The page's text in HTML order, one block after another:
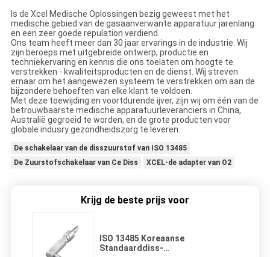
Is de Xcel Medische Oplossingen bezig geweest met het
medische gebied van de gasaanverwante apparatuur jarenlang
en een zeer goede repulation verdiend.
Ons team heeft meer dan 30 jaar ervarings in de industrie. Wij
zijn beroeps met uitgebreide ontwerp, productie en
techniekervaring en kennis die ons toelaten om hoogte te
verstrekken - kwaliteitsproducten en de dienst. Wij streven
ernaar om het aangewezen systeem te verstrekken om aan de
bijzondere behoeften van elke klant te voldoen.
Met deze toewijding en voortdurende ijver, zijn wij om één van de
betrouwbaarste medische apparatuurleveranciers in China,
Australië gegroeid te worden, en de grote producten voor
globale indusry gezondheidszorg te leveren.
De schakelaar van de disszuurstof van ISO 13485
De Zuurstofschakelaar van Ce Diss
XCEL-de adapter van O2
Krijg de beste prijs voor
ISO 13485 Koreaanse
Standaarddiss-